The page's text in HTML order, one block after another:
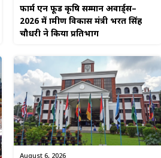
फार्म एन फूड कृषि सम्मान अवार्ड्स–
2026 में ग्रामीण विकास मंत्री भरत सिंह
चौधरी ने किया प्रतिभाग